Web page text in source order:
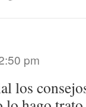
pm
los